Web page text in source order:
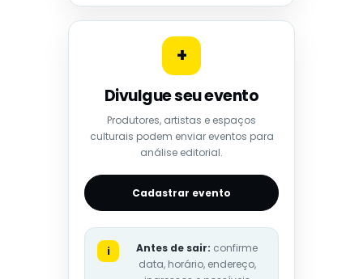
+
Divulgue seu evento
Produtores, artistas e espaços
culturais podem enviar eventos para
análise editorial.
Cadastrar evento
i Antes de sair: confirme
data, horário, endereço,